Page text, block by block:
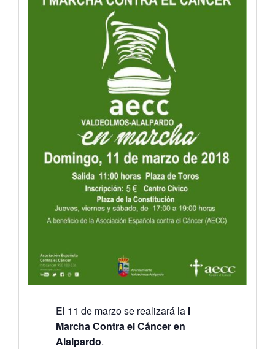
El 11 de marzo se realizará la I
Marcha Contra el Cáncer en
Alalpardo.